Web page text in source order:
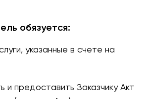
обязуется:
указанные в счете на
и предоставить Заказчику Акт